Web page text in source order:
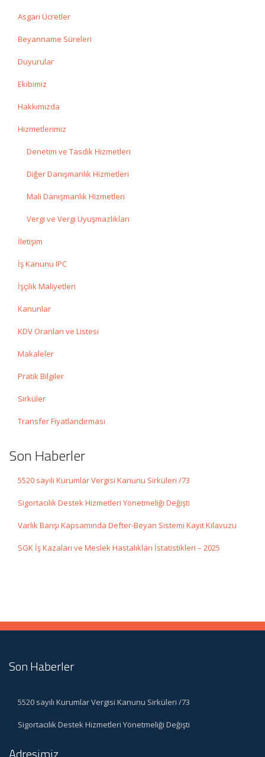
Asgari Ücretler
Beyanname Süreleri
Duyurular
Ekibimiz
Hakkımızda
Hizmetlerimiz
Denetim ve Tasdik Hizmetleri
Diğer Danışmanlık Hizmetleri
Mali Danışmanlık Hizmetleri
Vergi ve Vergi Uyuşmazlıkları
İletişim
İş Kanunu IPC
İşçilik Maliyetleri
Kanunlar
KDV Oranları ve Listesi
Makaleler
Pratik Bilgiler
Sirküler
Transfer Fiyatlandırması
Son Haberler
5520 sayılı Kurumlar Vergisi Kanunu Sirküleri /73
Sigortacılık Destek Hizmetleri Yönetmeliği Değişti
Varlık Barışı Kapsamında Defter-Beyan Sistemi Kayıt Kılavuzu
SGK İş Kazaları ve Meslek Hastalıkları İstatistikleri – 2025
Son Haberler
5520 sayılı Kurumlar Vergisi Kanunu Sirküleri /73
Sigortacılık Destek Hizmetleri Yönetmeliği Değişti